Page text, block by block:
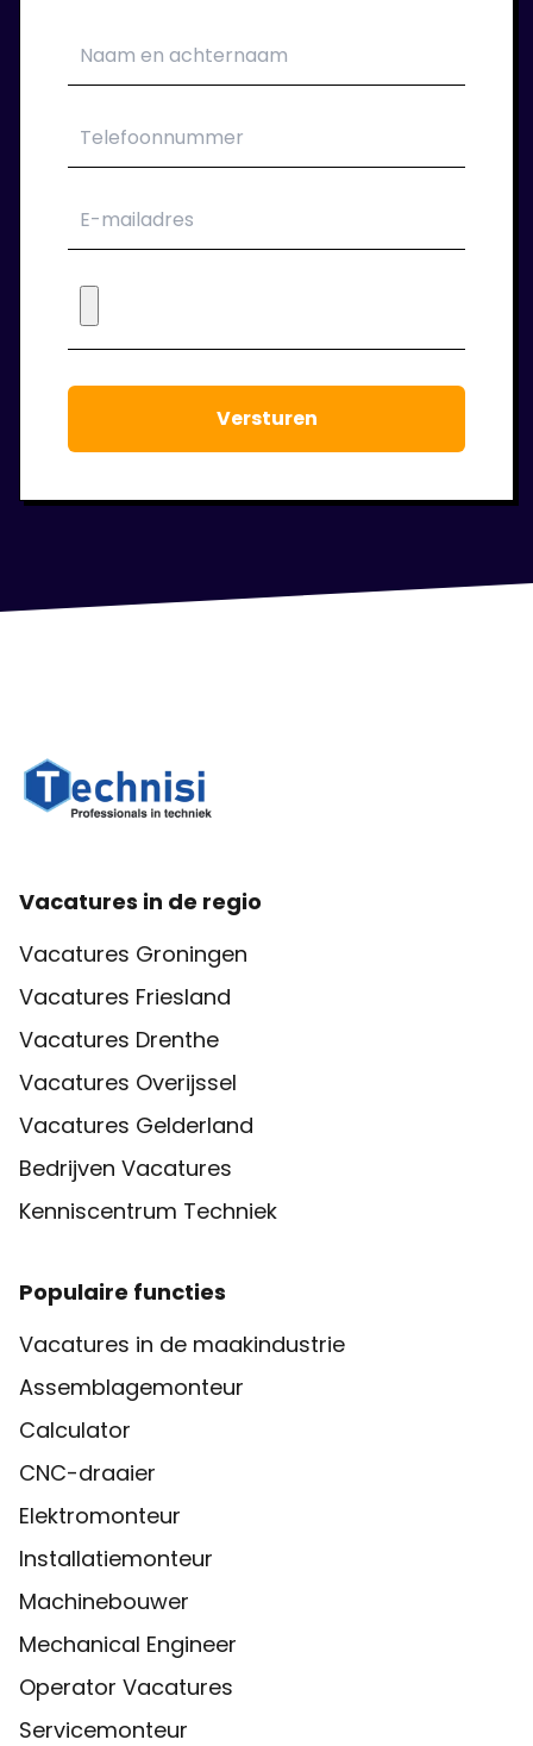
kan je aan de slag bij je nieuwe
6. Wij blijven klaar staan!
Tijdens de periode dat je bij ons in dienst
bent houden we regelmatig contact. We
staan voor je klaar om jouw werkgeluk voort
Vacatures in de regio
Vacatures Groningen
Vacatures Friesland
Vacatures Drenthe
Vacatures Overijssel
Vacatures Gelderland
Bedrijven Vacatures
Kenniscentrum Techniek
Populaire functies
Vacatures in de maakindustrie
Assemblagemonteur
Calculator
CNC-draaier
Elektromonteur
Installatiemonteur
Machinebouwer
Mechanical Engineer
Operator Vacatures
Servicemonteur